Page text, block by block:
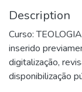
Description
Curso:
inserido
digitalização,
disponibilização